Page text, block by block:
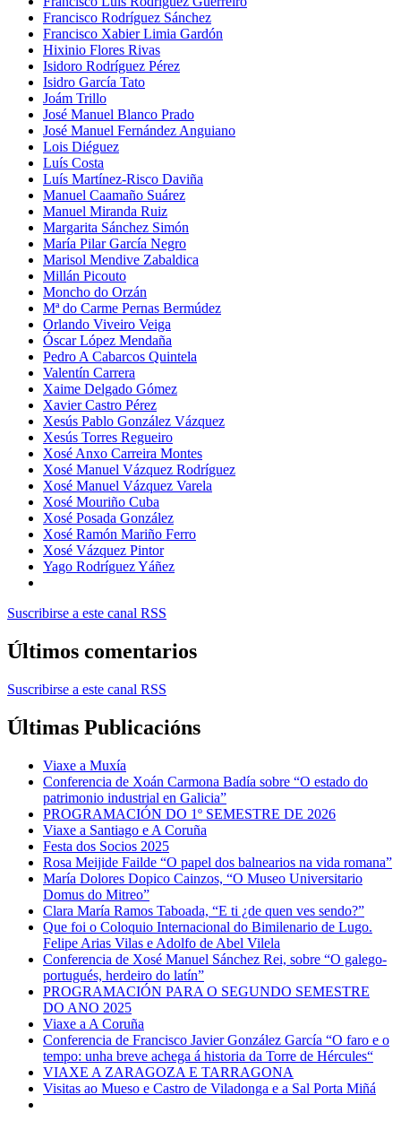
Francisco Rodríguez Sánchez
Francisco Xabier Limia Gardón
Hixinio Flores Rivas
Isidoro Rodríguez Pérez
Isidro García Tato
Joám Trillo
José Manuel Blanco Prado
José Manuel Fernández Anguiano
Lois Diéguez
Luís Costa
Luís Martínez-Risco Daviña
Manuel Caamaño Suárez
Manuel Miranda Ruiz
Margarita Sánchez Simón
María Pilar García Negro
Marisol Mendive Zabaldica
Millán Picouto
Moncho do Orzán
Mª do Carme Pernas Bermúdez
Orlando Viveiro Veiga
Óscar López Mendaña
Pedro A Cabarcos Quintela
Valentín Carrera
Xaime Delgado Gómez
Xavier Castro Pérez
Xesús Pablo González Vázquez
Xesús Torres Regueiro
Xosé Anxo Carreira Montes
Xosé Manuel Vázquez Rodríguez
Xosé Manuel Vázquez Varela
Xosé Mouriño Cuba
Xosé Posada González
Xosé Ramón Mariño Ferro
Xosé Vázquez Pintor
Yago Rodríguez Yáñez
Suscribirse a este canal RSS
Últimos comentarios
Suscribirse a este canal RSS
Últimas Publicacións
Viaxe a Muxía
Conferencia de Xoán Carmona Badía sobre “O estado do
patrimonio industrial en Galicia”
PROGRAMACIÓN DO 1º SEMESTRE DE 2026
Viaxe a Santiago e A Coruña
Festa dos Socios 2025
Rosa Meijide Failde “O papel dos balnearios na vida romana”
María Dolores Dopico Cainzos, “O Museo Universitario
Domus do Mitreo”
Clara María Ramos Taboada, “E ti ¿de quen ves sendo?”
Que foi o Coloquio Internacional do Bimilenario de Lugo.
Felipe Arias Vilas e Adolfo de Abel Vilela
Conferencia de Xosé Manuel Sánchez Rei, sobre “O galego-
portugués, herdeiro do latín”
PROGRAMACIÓN PARA O SEGUNDO SEMESTRE
DO ANO 2025
Viaxe a A Coruña
Conferencia de Francisco Javier González García “O faro e o
tempo: unha breve achega á historia da Torre de Hércules“
VIAXE A ZARAGOZA E TARRAGONA
Visitas ao Mueso e Castro de Viladonga e a Sal Porta Miñá